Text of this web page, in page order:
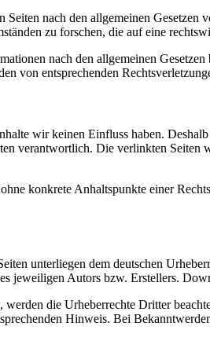
nach den allgemeinen
zu forschen, die auf eine
nach den allgemeinen
von entsprechenden
wir keinen Einfluss haben.
verantwortlich. Die verlinkten
konkrete Anhaltspunkte einer
unterliegen dem deutschen
jeweiligen Autors bzw. Erstellers.
die Urheberrechte Dritter
Hinweis. Bei